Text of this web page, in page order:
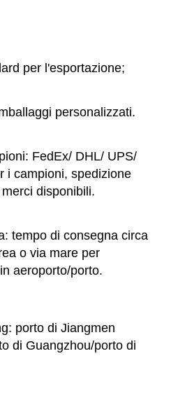
per l'esportazione;
personalizzati.
FedEx/ DHL/ UPS/
i campioni, spedizione
disponibili.
tempo di consegna circa
o via mare per
aeroporto/porto.
porto di Jiangmen
di Guangzhou/porto di